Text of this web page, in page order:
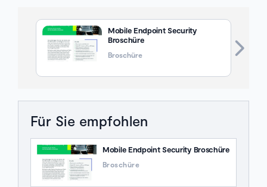
Mobile Endpoint Security
Broschüre
Broschüre
Für Sie empfohlen
Mobile Endpoint Security Broschüre
Broschüre